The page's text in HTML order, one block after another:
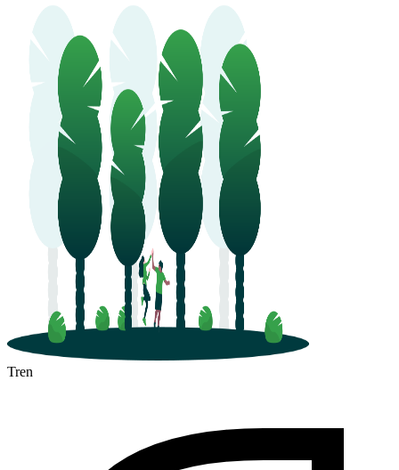
Zhuji
Tren